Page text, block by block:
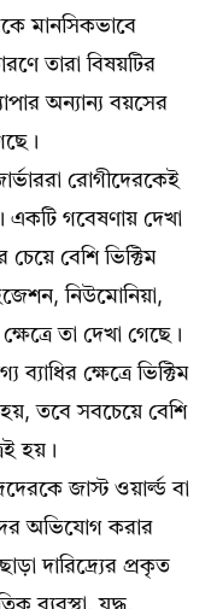
মানসিকভাবে
তারা বিষয়টির
অন্যান্য বয়সের
রোগীদেরকেই
একটি গবেষণায় দেখা
চেয়ে বেশি ভিক্টিম
নিউমোনিয়া,
তা দেখা গেছে।
ব্যাধির ক্ষেত্রে ভিক্টিম
তবে সবচেয়ে বেশি
হয়।
জাস্ট ওয়ার্ল্ড বা
অভিযোগ করার
দারিদ্র্যের প্রকৃত